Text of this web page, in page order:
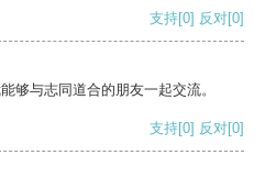
支持[0] 反对[0]
够与志同道合的朋友一起交流。
支持[0] 反对[0]